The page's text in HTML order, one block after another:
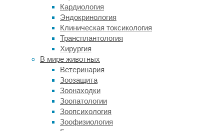
Кардиология
Эндокринология
Клиническая токсикология
Трансплантология
Хирургия
В мире животных
Ветеринария
Зоозащита
Зоонаходки
Зоопатологии
Зоопсихология
Зоофизиология
менее
результативен
при
светлых,
рыжих
или
седых
волосах.
Преимущество
лазера
—
скорость